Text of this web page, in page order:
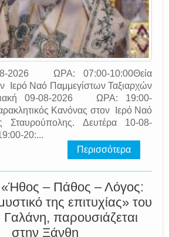
2026 ΩΡΑ: 07:00-10:00Θεία
Ιερό Ναό Παμμεγίστων Ταξιαρχών
09-08-2026 ΩΡΑ: 19:00-
Κανόνας στον Ιερό Ναό
Σταυρούπολης. Δευτέρα 10-08-
20:...
Περισσότερα
«Ήθος – Πάθος – Λόγος:
της επιτυχίας» του
παρουσιάζεται
στην Ξάνθη